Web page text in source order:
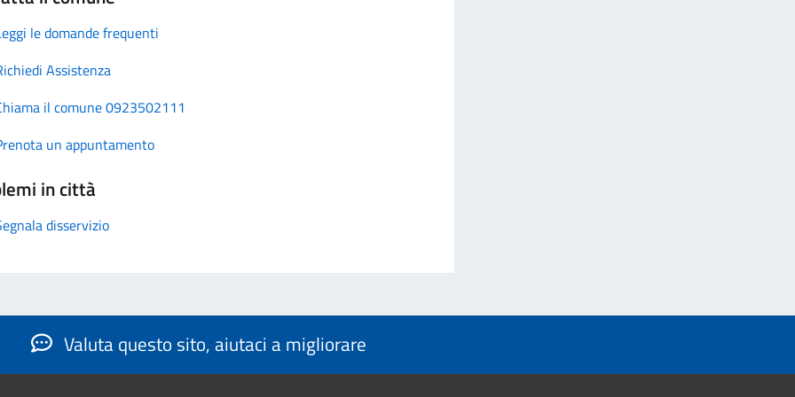
le domande frequenti
Assistenza
il comune 0923502111
un appuntamento
in città
disservizio
Valuta questo sito, aiutaci a migliorare